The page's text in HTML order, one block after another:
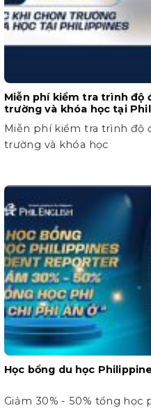
Miễn phí kiểm tra trình độ
trường và khóa học tại
Miễn phí kiểm tra trình độ
trường và khóa học
Học bổng du học
Giảm 30% - 50% tổng học